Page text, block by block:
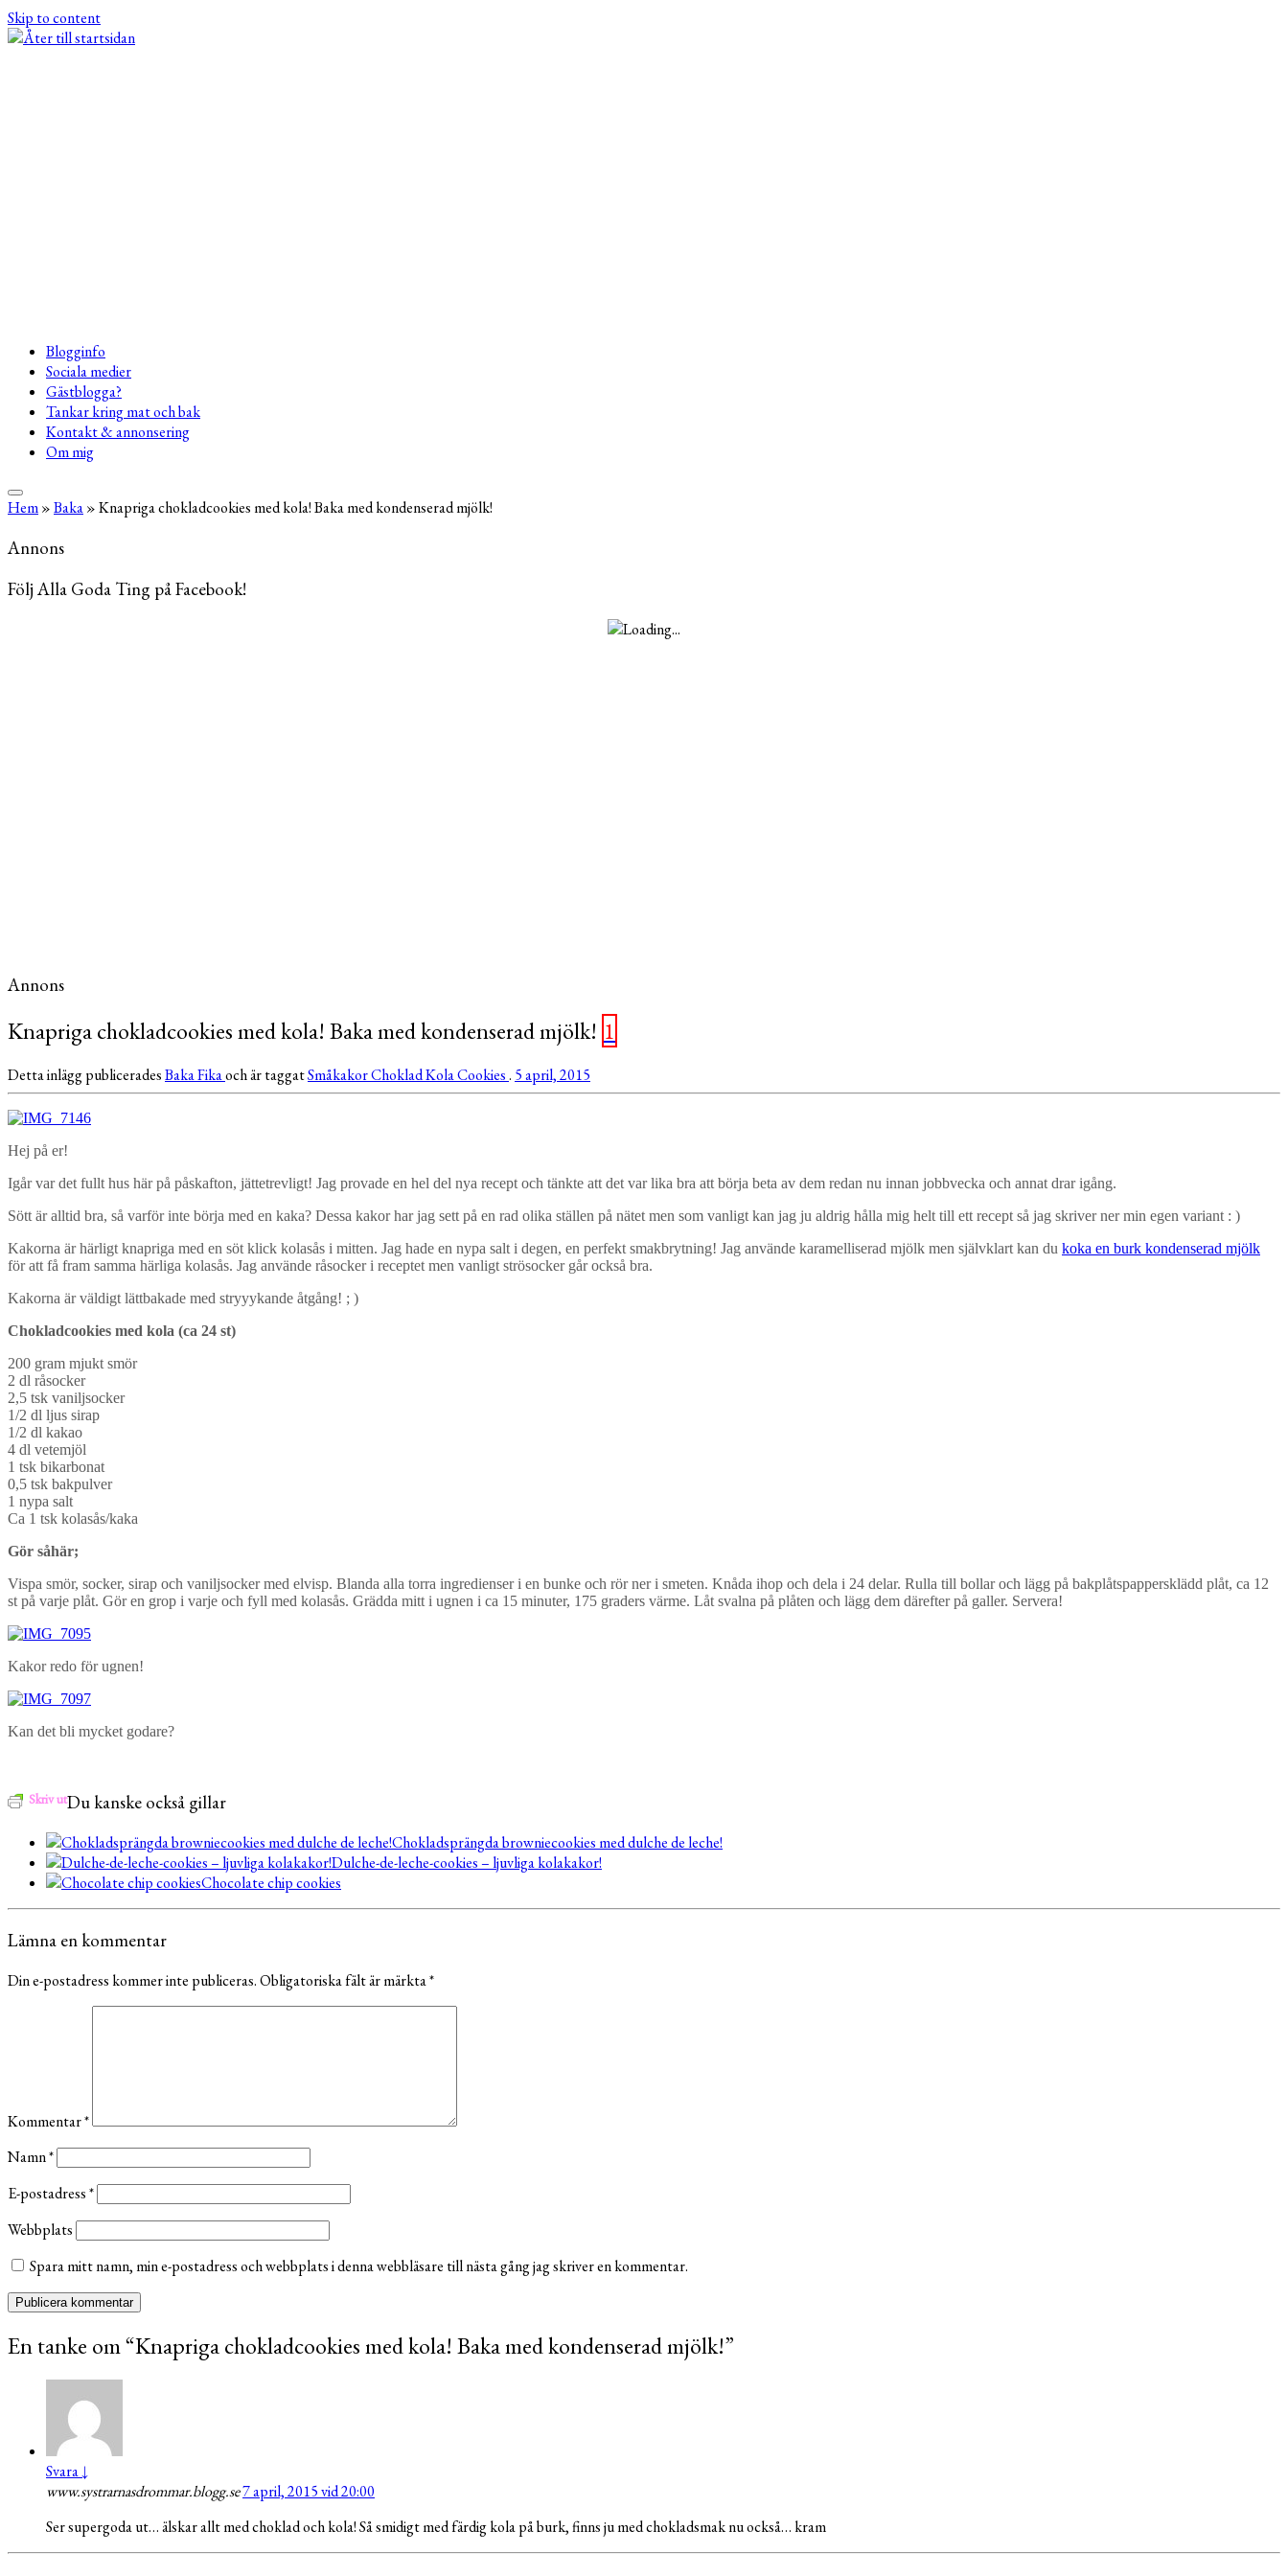
Skip to content
Blogginfo
Sociala medier
Gästblogga?
Tankar kring mat och bak
Kontakt & annonsering
Om mig
Hem»Baka»Knapriga chokladcookies med kola! Baka med kondenserad mjölk!
Annons
Följ Alla Goda Ting på Facebook!
Annons
Knapriga chokladcookies med kola! Baka med kondenserad mjölk! 1
Detta inlägg publiceradesBakaFikaoch är taggatSmåkakorChokladKolaCookies. 5 april, 2015
Hej på er!
Igår var det fullt hus här på påskafton, jättetrevligt! Jag provade en hel del nya recept och tänkte att det var lika bra att börja beta av dem redan nu innan jobbvecka och annat drar igång.
Sött är alltid bra, så varför inte börja med en kaka? Dessa kakor har jag sett på en rad olika ställen på nätet men som vanligt kan jag ju aldrig hålla mig helt till ett recept så jag skriver ner min egen variant : )
Kakorna är härligt knapriga med en söt klick kolasås i mitten. Jag hade en nypa salt i degen, en perfekt smakbrytning! Jag använde karamelliserad mjölk men självklart kan du koka en burk kondenserad mjölk
för att få fram samma härliga kolasås. Jag använde råsocker i receptet men vanligt strösocker går också bra.
Kakorna är väldigt lättbakade med stryyykande åtgång! ; )
Chokladcookies med kola (ca 24 st)
200 gram mjukt smör
2 dl råsocker
2,5 tsk vaniljsocker
1/2 dl ljus sirap
1/2 dl kakao
4 dl vetemjöl
1 tsk bikarbonat
0,5 tsk bakpulver
1 nypa salt
Ca 1 tsk kolasås/kaka
Gör såhär;
Vispa smör, socker, sirap och vaniljsocker med elvisp. Blanda alla torra ingredienser i en bunke och rör ner i smeten. Knåda ihop och dela i 24 delar. Rulla till bollar och lägg på bakplåtspappersklädd plåt, ca 12
st på varje plåt. Gör en grop i varje och fyll med kolasås. Grädda mitt i ugnen i ca 15 minuter, 175 graders värme. Låt svalna på plåten och lägg dem därefter på galler. Servera!
Kakor redo för ugnen!
Kan det bli mycket godare?
Skriv utDu kanske också gillar
Chokladsprängda browniecookies med dulche de leche!
Dulche-de-leche-cookies – ljuvliga kolakakor!
Chocolate chip cookies
Lämna en kommentar
Din e-postadress kommer inte publiceras.Obligatoriska fält är märkta*
Kommentar*
Namn*
E-postadress*
Webbplats
Spara mitt namn, min e-postadress och webbplats i denna webbläsare till nästa gång jag skriver en kommentar.
En tanke om “Knapriga chokladcookies med kola! Baka med kondenserad mjölk!”
Svara↓
www.systrarnasdrommar.blogg.se7 april, 2015 vid 20:00
Ser supergoda ut… älskar allt med choklad och kola! Så smidigt med färdig kola på burk, finns ju med chokladsmak nu också… kram